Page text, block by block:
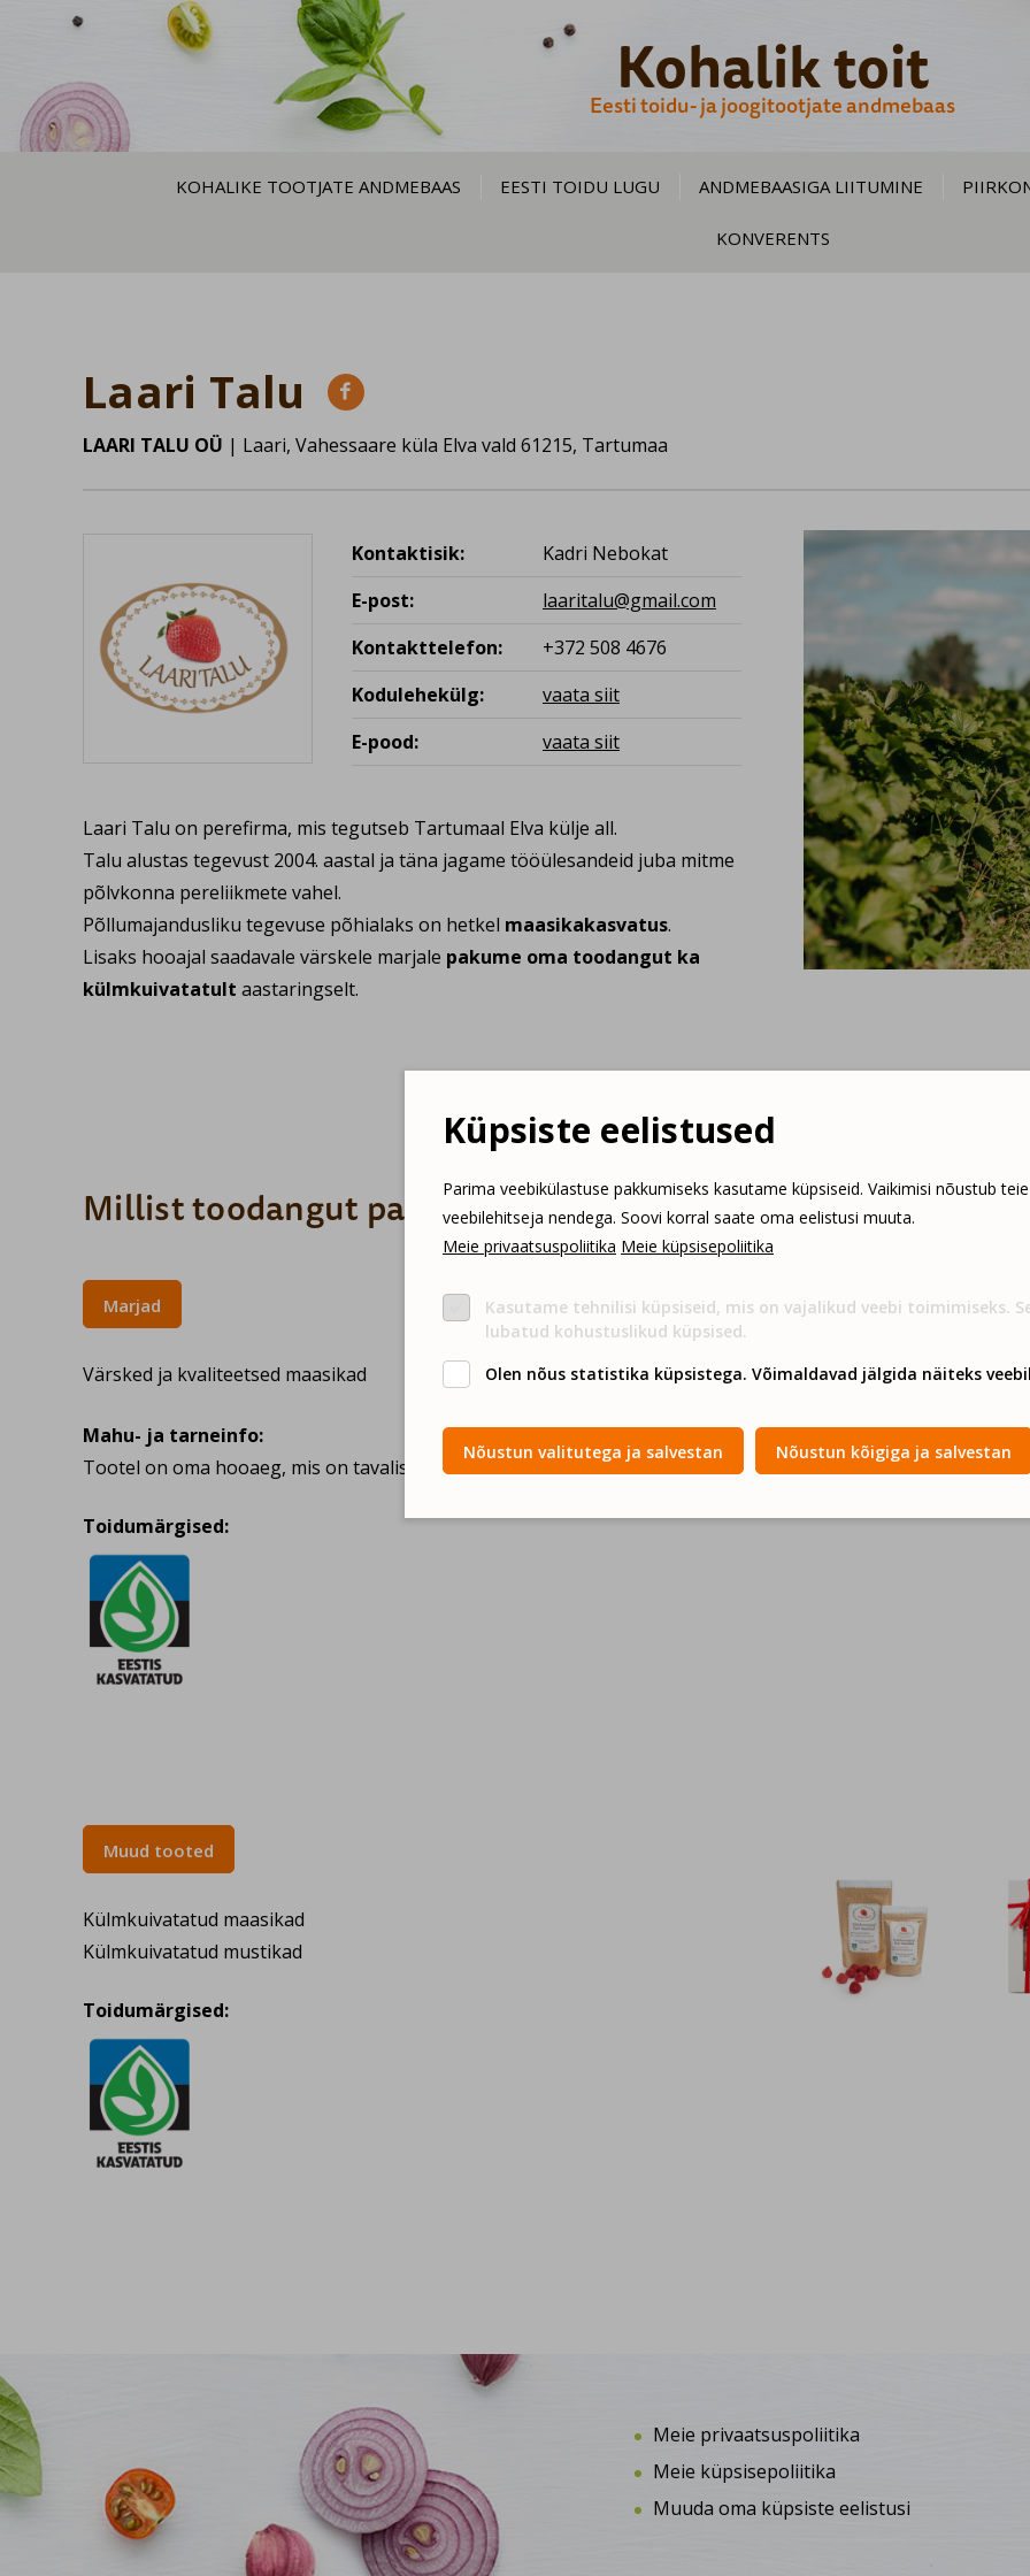
Küpsiste eelistused
Parima veebikülastuse pakkumiseks kasutame küpsiseid. Vaikimisi nõustub teie
veebilehitseja nendega. Soovi korral saate oma eelistusi muuta.
Meie privaatsuspoliitika Meie küpsisepoliitika
Kasutame tehnilisi küpsiseid, mis on vajalikud veebi toimimiseks.
lubatud kohustuslikud küpsised.
Olen nõus statistika küpsistega. Võimaldavad jälgida näiteks
Nõustun valitutega ja salvestan Nõustun kõigiga ja salvestan
Kohalik toit
Eesti toidu- ja joogitootjate andmebaas
KOHALIKE TOOTJATE ANDMEBAAS EESTI TOIDU LUGU ANDMEBAASIGA LIITUMINE
KONVERENTS
Laari Talu 
LAARI TALU OÜ | Laari, Vahessaare küla Elva vald 61215, Tartumaa
Kontaktisik:
Kadri Nebokat
E-post:
laaritalu@gmail.com
Kontakttelefon:
+372 508 4676
Kodulehekülg:
vaata siit
E-pood:
vaata siit
Laari Talu on perefirma, mis tegutseb Tartumaal Elva külje all.
Talu alustas tegevust 2004. aastal ja täna jagame tööülesandeid juba mitme
põlvkonna pereliikmete vahel.
Põllumajandusliku tegevuse põhialaks on hetkel maasikakasvatus.
Lisaks hooajal saadavale värskele marjale pakume oma toodangut ka
külmkuivatatult aastaringselt.
Millist toodangut pakume?
Marjad
Värsked ja kvaliteetsed maasikad
Mahu- ja tarneinfo:
Tootel on oma hooaeg, mis on tavaliselt juuni ja juuli.
Toidumärgised:
Muud tooted
Külmkuivatatud maasikad
Külmkuivatatud mustikad
Toidumärgised:
Meie privaatsuspoliitika
Meie küpsisepoliitika
Muuda oma küpsiste eelistusi